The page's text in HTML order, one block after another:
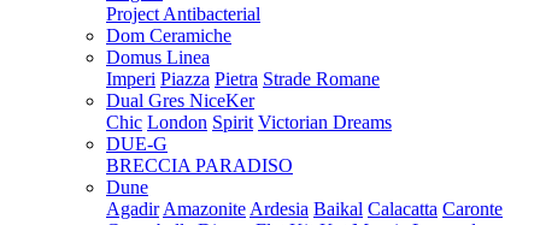
Project Antibacterial
Dom Ceramiche
Domus Linea
Imperi Piazza Pietra Strade Romane
Dual Gres NiceKer
Chic London Spirit Victorian Dreams
DUE-G
BRECCIA PARADISO
Dune
Agadir Amazonite Ardesia Baikal Calacatta Caronte